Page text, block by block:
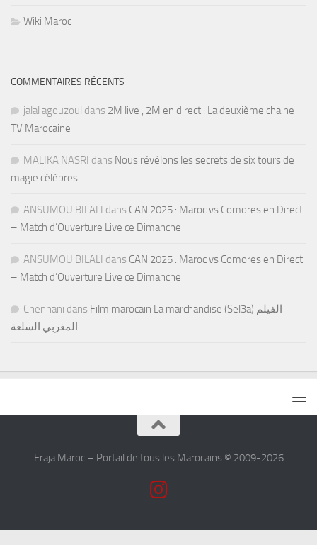
Wiki Maroc
COMMENTAIRES RÉCENTS
jalal agouzoul dans 2M live , 2M en direct : La deuxième chaine
TV Marocaine
MALIKA NASRI dans Nous révélons les secrets de six tours de
magie célèbres
ANSUMOU BILALI dans CAN 2025 : Maroc vs Comores en Direct
– Match d’Ouverture Live ce Dimanche
ANSUMOU BILALI dans CAN 2025 : Maroc vs Comores en Direct
– Match d’Ouverture Live ce Dimanche
Chennani dans Film marocain La marchandise (Sel3a) الفيلم
المغربي السلعة
Fraja Maroc – Portail de tous les Marocains © 2009-2026